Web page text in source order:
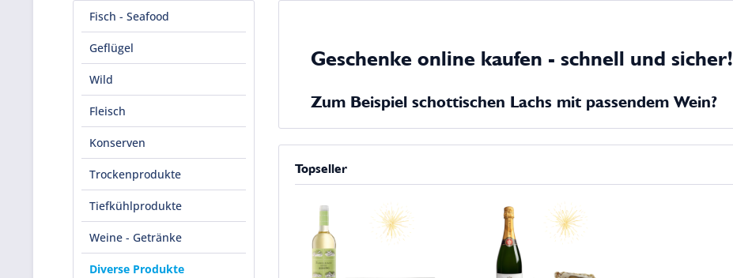
Fisch - Seafood
Geflügel
Wild
Fleisch
Konserven
Trockenprodukte
Tiefkühlprodukte
Weine - Getränke
Diverse Produkte
Geschenke online kaufen - schnell und sicher!
Zum Beispiel schottischen Lachs mit passendem Wein?
Topseller